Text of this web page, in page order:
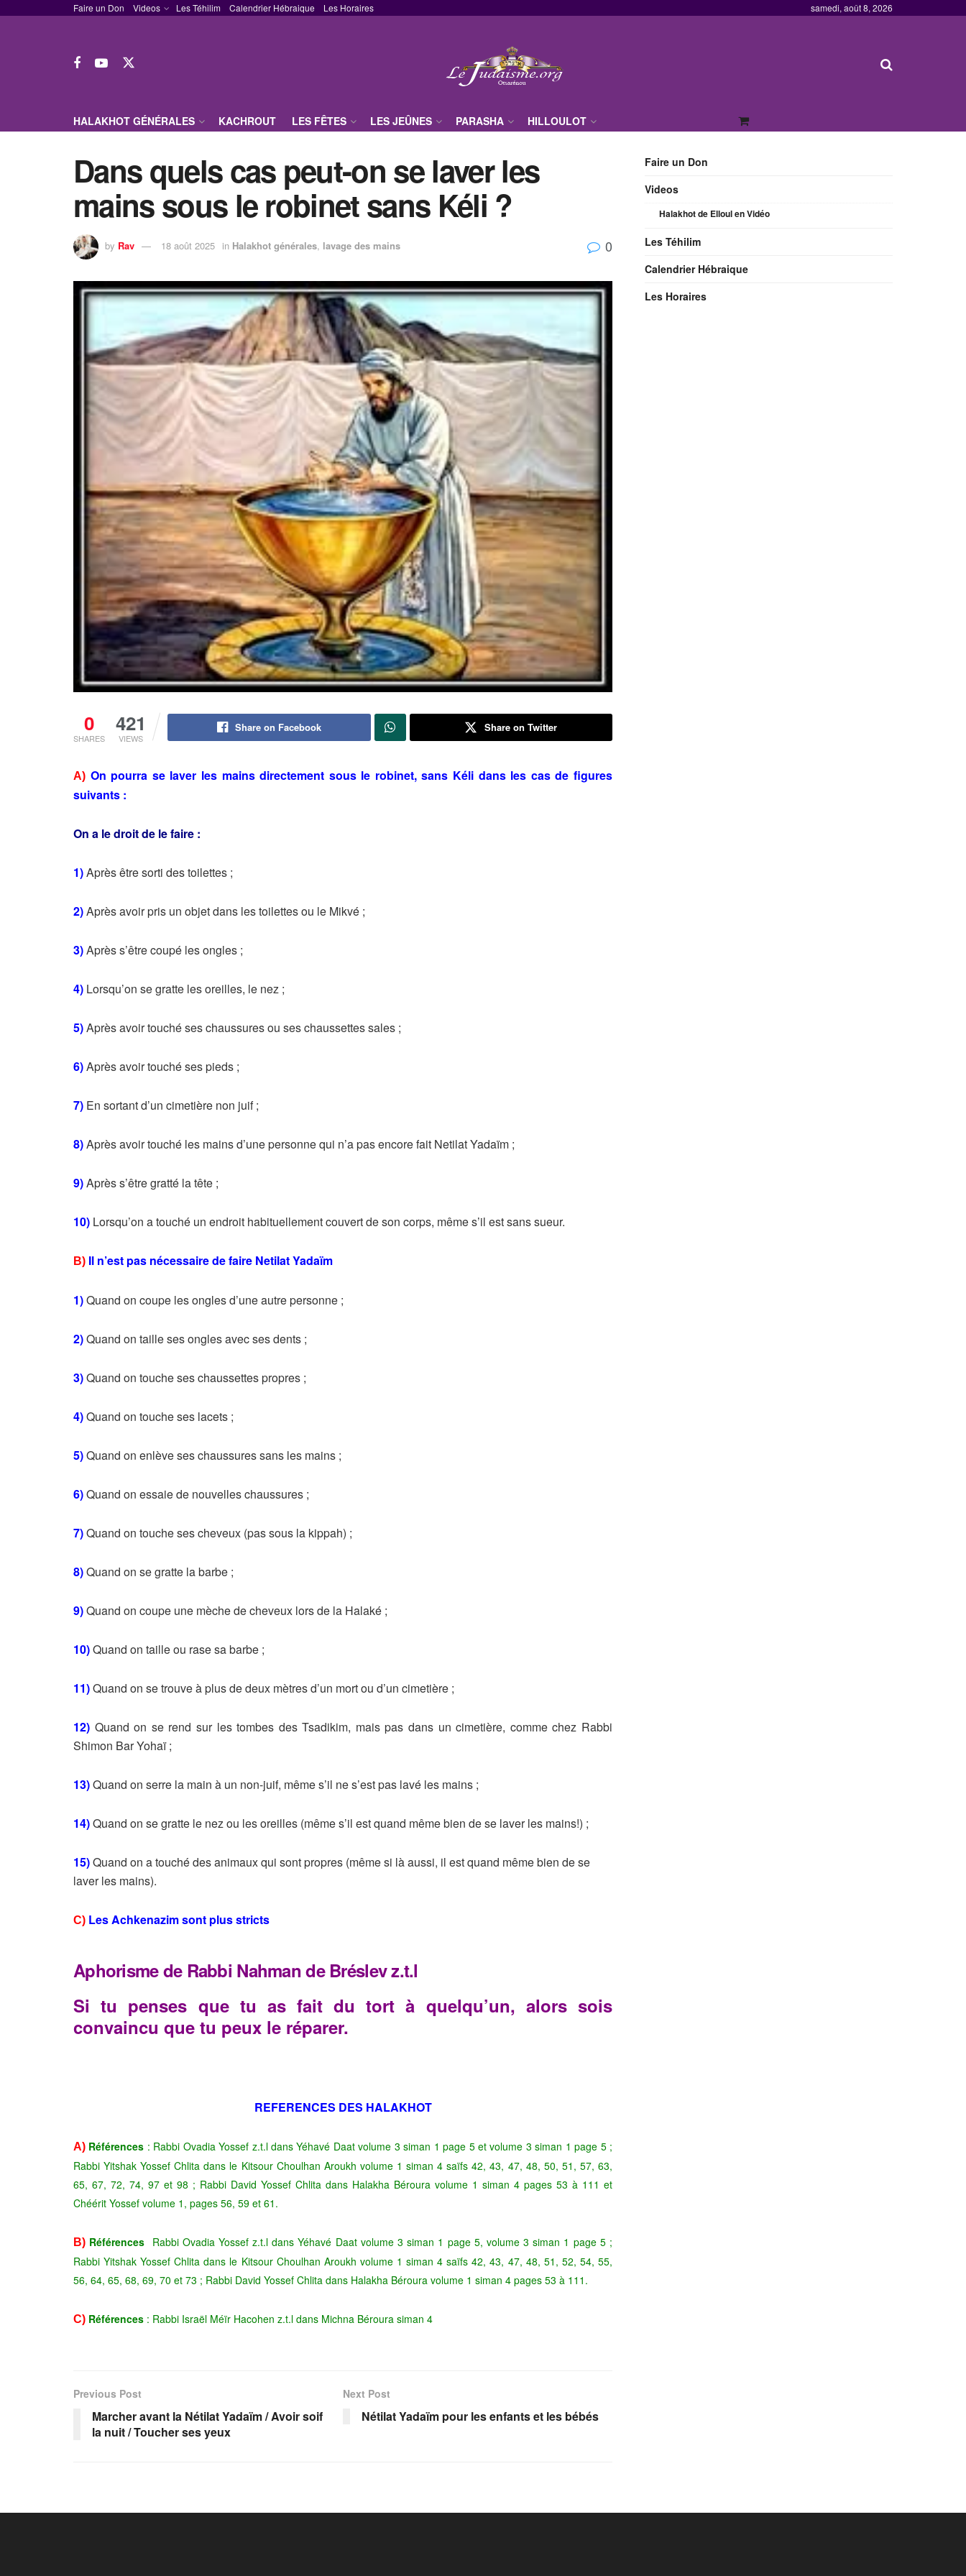
Faire un Don Videos Les Téhilim Calendrier Hébraique Les Horaires samedi, août 8, 2026
HALAKHOT GÉNÉRALES KACHROUT LES FÊTES LES JEÛNES PARASHA HILLOULOT
Dans quels cas peut-on se laver les
mains sous le robinet sans Kéli ?
by Rav 18 août 2025 in Halakhot générales, lavage des mains 0
0
SHARES
421
VIEWS
Share on Facebook Share on Twitter
A) On pourra se laver les mains directement sous le robinet, sans Kéli dans les cas de figures
suivants :
On a le droit de le faire :
1)Après être sorti des toilettes ;
2)Après avoir pris un objet dans les toilettes ou le Mikvé ;
3)Après s’être coupé les ongles ;
4) Lorsqu’on se gratte les oreilles, le nez ;
5)Après avoir touché ses chaussures ou ses chaussettes sales ;
6)Après avoir touché ses pieds ;
7) En sortant d’un cimetière non juif ;
8)Après avoir touché les mains d’une personne qui n’a pas encore fait Netilat Yadaïm ;
9)Après s’être gratté la tête ;
10) Lorsqu’on a touché un endroit habituellement couvert de son corps, même s’il est sans sueur.
B) Il n’est pas nécessaire de faire Netilat Yadaïm
1)Quand on coupe les ongles d’une autre personne ;
2)Quand on taille ses ongles avec ses dents ;
3)Quand on touche ses chaussettes propres ;
4)Quand on touche ses lacets ;
5)Quand on enlève ses chaussures sans les mains ;
6)Quand on essaie de nouvelles chaussures ;
7)Quand on touche ses cheveux (pas sous la kippah) ;
8)Quand on se gratte la barbe ;
9)Quand on coupe une mèche de cheveux lors de la Halaké ;
10)Quand on taille ou rase sa barbe ;
11)Quand on se trouve à plus de deux mètres d’un mort ou d’un cimetière ;
12) Quand on se rend sur les tombes des Tsadikim, mais pas dans un cimetière, comme chez Rabbi
Shimon Bar Yohaï ;
13)Quand on serre la main à un non-juif, même s’il ne s’est pas lavé les mains ;
14)Quand on se gratte le nez ou les oreilles (même s’il est quand même bien de se laver les mains!) ;
15)Quand on a touché des animaux qui sont propres (même si là aussi, il est quand même bien de se
laver les mains).
C) Les Achkenazim sont plus stricts
Aphorisme de Rabbi Nahman de Bréslev z.t.l
Si tu penses que tu as fait du tort à quelqu’un, alors sois
convaincu que tu peux le réparer.
REFERENCES DES HALAKHOT
A) Références : Rabbi Ovadia Yossef z.t.l dans Yéhavé Daat volume 3 siman 1 page 5 et volume 3 siman 1 page 5 ;
Rabbi Yitshak Yossef Chlita dans le Kitsour Choulhan Aroukh volume 1 siman 4 saïfs 42, 43, 47, 48, 50, 51, 57, 63,
65, 67, 72, 74, 97 et 98 ; Rabbi David Yossef Chlita dans Halakha Béroura volume 1 siman 4 pages 53 à 111 et
Chéérit Yossef volume 1, pages 56, 59 et 61.
B) Références Rabbi Ovadia Yossef z.t.l dans Yéhavé Daat volume 3 siman 1 page 5, volume 3 siman 1 page 5 ;
Rabbi Yitshak Yossef Chlita dans le Kitsour Choulhan Aroukh volume 1 siman 4 saïfs 42, 43, 47, 48, 51, 52, 54, 55,
56, 64, 65, 68, 69, 70 et 73 ; Rabbi David Yossef Chlita dans Halakha Béroura volume 1 siman 4 pages 53 à 111.
C) Références : Rabbi Israël Méïr Hacohen z.t.l dans Michna Béroura siman 4
Previous Post
Marcher avant la Nétilat Yadaïm / Avoir soif
la nuit / Toucher ses yeux
Next Post
Nétilat Yadaïm pour les enfants et les bébés
Faire un Don
Videos
Halakhot de Elloul en Vidéo
Les Téhilim
Calendrier Hébraique
Les Horaires